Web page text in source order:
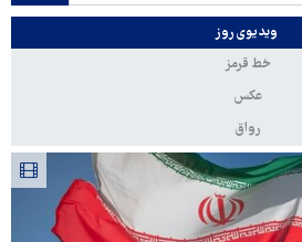
ویدیوی روز
خط قرمز
عکس
رواق